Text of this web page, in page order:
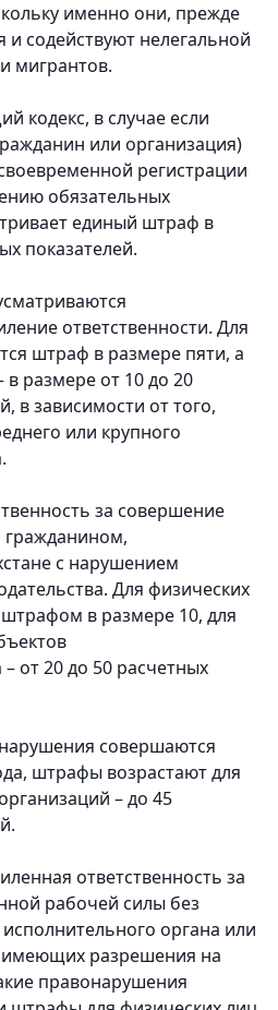
именно они, прежде
и содействуют нелегальной
мигрантов.
кодекс, в случае если
или организация)
регистрации
обязательных
единый штраф в
показателей.
ответственности. Для
штраф в размере пяти, а
размере от 10 до 20
в зависимости от того,
или крупного
за совершение
гражданином,
с нарушением
Для физических
в размере 10, для
от 20 до 50 расчетных
совершаются
штрафы возрастают для
– до 45
ответственность за
рабочей силы без
органа или
имеющих разрешения на
правонарушения